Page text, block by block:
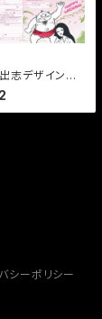
志デザイン婚
シーポリシー